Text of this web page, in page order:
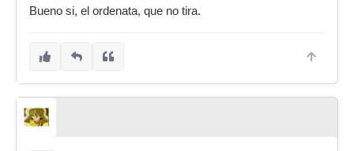
Bueno si, el ordenata, que no tira.